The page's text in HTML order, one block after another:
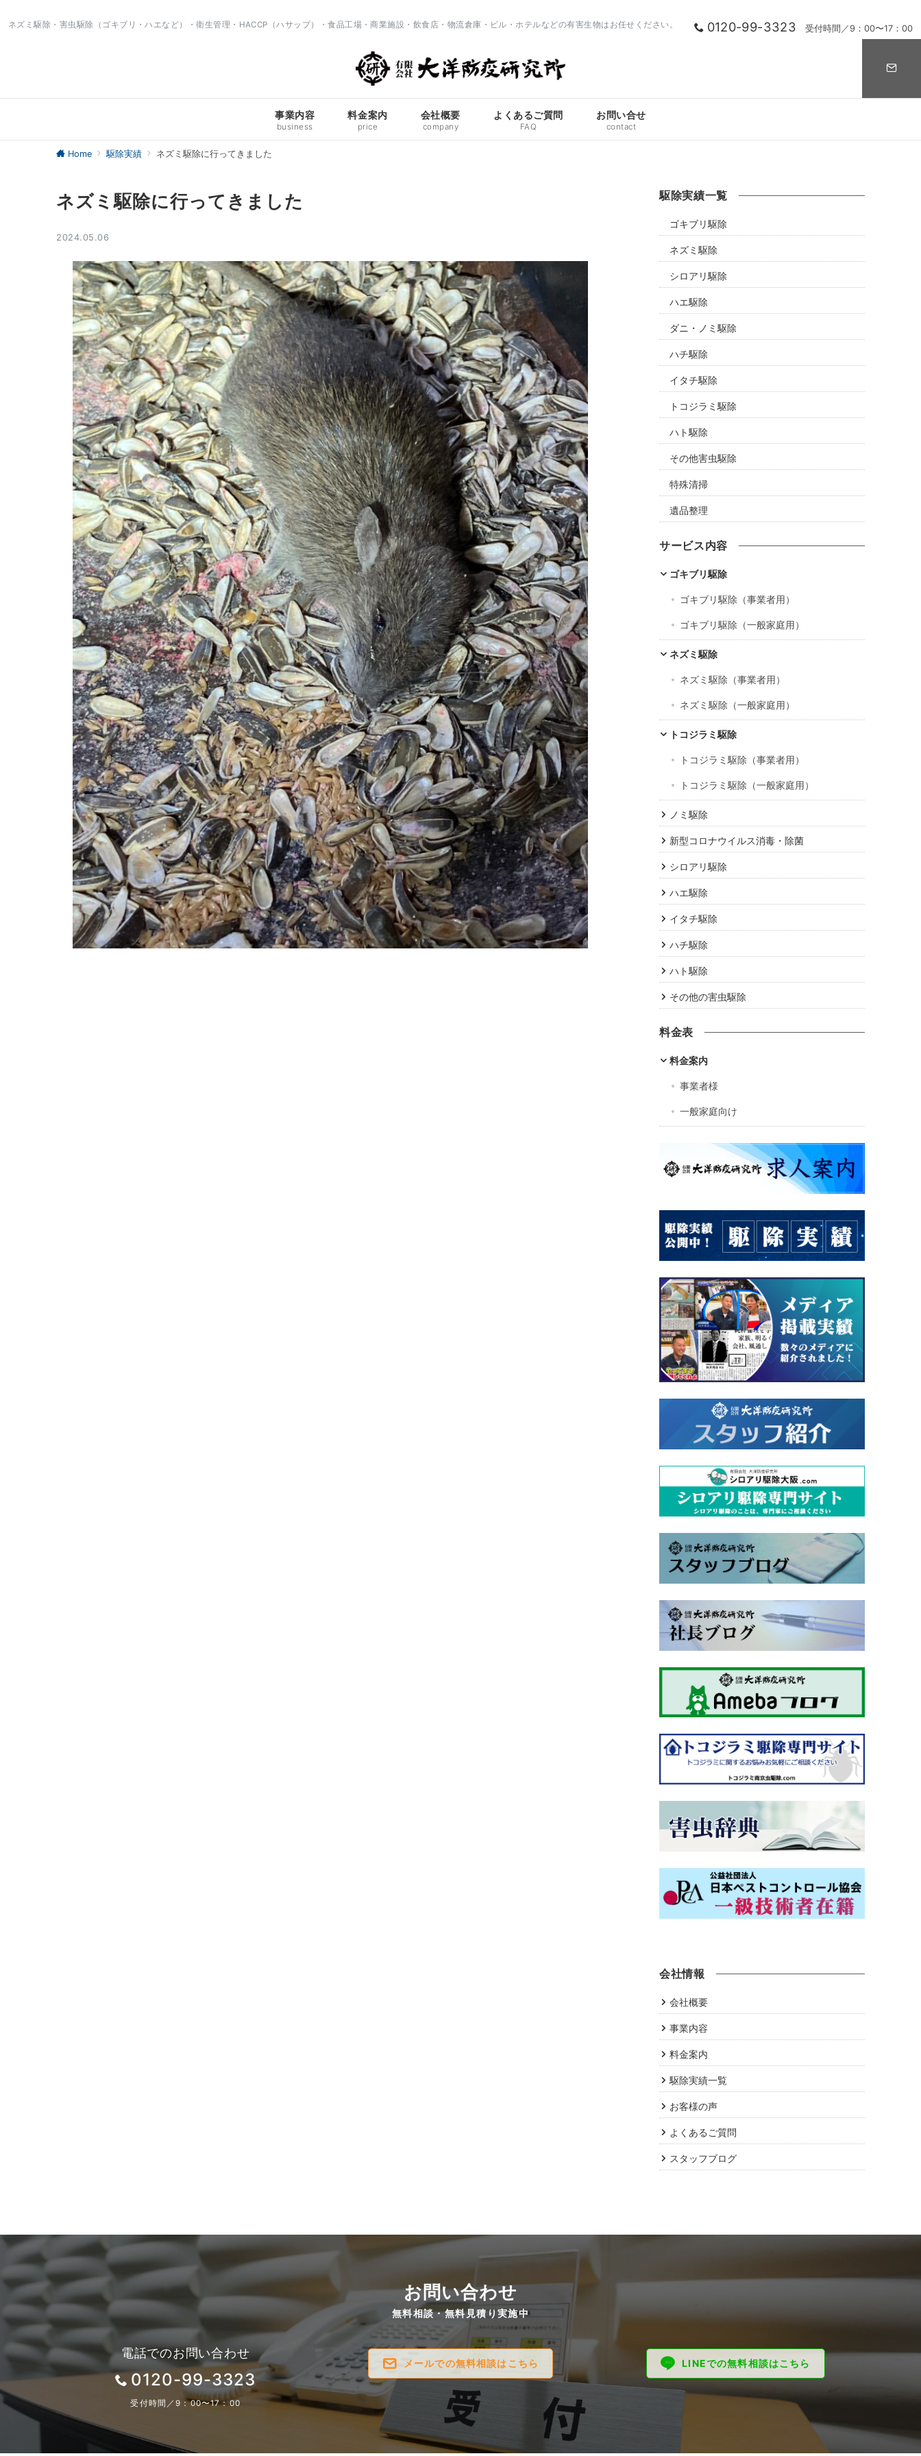
0120-99-3323 受付時間／9：00〜17：00
ネズミ駆除・害虫駆除（ゴキブリ・ハエなど）・衛生管理・HACCP（ハサップ）・食品工場・商業施設・飲食店・物流倉庫・ビル・ホテルなどの有害生物はお任せください。
事業内容
business
料金案内
price
会社概要
company
よくあるご質問
FAQ
お問い合せ
contact
Home 駆除実績 ネズミ駆除に行ってきました
ネズミ駆除に行ってきました
2024.05.06
駆除実績一覧
ゴキブリ駆除
ネズミ駆除
シロアリ駆除
ハエ駆除
ダニ・ノミ駆除
ハチ駆除
イタチ駆除
トコジラミ駆除
ハト駆除
その他害虫駆除
特殊清掃
遺品整理
サービス内容
ゴキブリ駆除
ゴキブリ駆除（事業者用）
ゴキブリ駆除（一般家庭用）
ネズミ駆除
ネズミ駆除（事業者用）
ネズミ駆除（一般家庭用）
トコジラミ駆除
トコジラミ駆除（事業者用）
トコジラミ駆除（一般家庭用）
ノミ駆除
新型コロナウイルス消毒・除菌
シロアリ駆除
ハエ駆除
イタチ駆除
ハチ駆除
ハト駆除
その他の害虫駆除
料金表
料金案内
事業者様
一般家庭向け
会社情報
会社概要
事業内容
料金案内
駆除実績一覧
お客様の声
よくあるご質問
スタッフブログ
お問い合わせ
無料相談・無料見積り実施中
電話でのお問い合わせ
0120-99-3323
受付時間／9：00〜17：00
メールでの無料相談はこちら LINEでの無料相談はこちら